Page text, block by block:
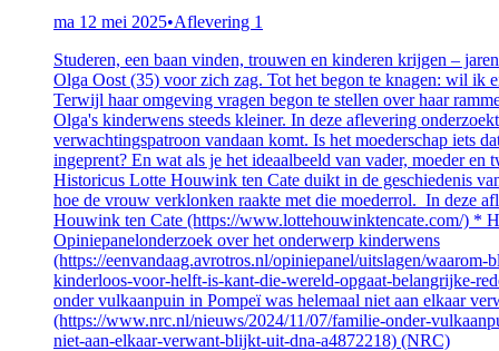
ma 12 mei 2025•Aflevering 1
Studeren, een baan vinden, trouwen en kinderen krijgen –
Olga Oost (35) voor zich zag. Tot het begon te knagen: wil ik
Terwijl haar omgeving vragen begon te stellen over haar
Olga's kinderwens steeds kleiner. In deze aflevering
verwachtingspatroon vandaan komt. Is het moederschap iets
ingeprent? En wat als je het ideaalbeeld van vader, moeder en
Historicus Lotte Houwink ten Cate duikt in de geschiedenis
hoe de vrouw verklonken raakte met die moederrol. In deze
Houwink ten Cate (https://www.lottehouwinktencate.com/) *
Opiniepanelonderzoek over het onderwerp kinderwens
(https://eenvandaag.avrotros.nl/opiniepanel/uitslagen/waarom-
kinderloos-voor-helft-is-kant-die-wereld-opgaat-belangrijke-
onder vulkaanpuin in Pompeï was helemaal niet aan elkaar
(https://www.nrc.nl/nieuws/2024/11/07/familie-onder-
niet-aan-elkaar-verwant-blijkt-uit-dna-a4872218) (NRC)